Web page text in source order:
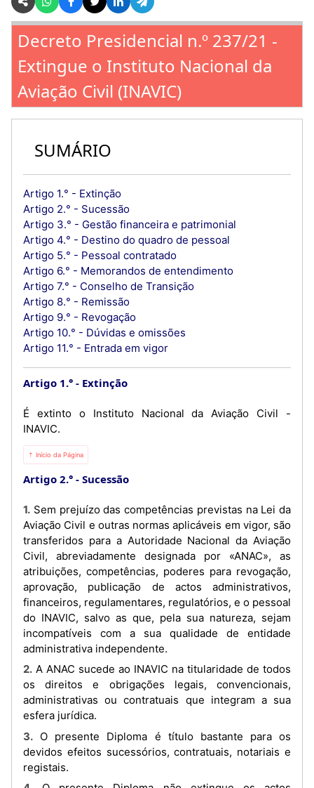
Decreto Presidencial n.º 237/21 -
Extingue o Instituto Nacional da
Aviação Civil (INAVIC)
SUMÁRIO
Artigo 1.° - Extinção
Artigo 2.° - Sucessão
Artigo 3.° - Gestão financeira e patrimonial
Artigo 4.° - Destino do quadro de pessoal
Artigo 5.° - Pessoal contratado
Artigo 6.° - Memorandos de entendimento
Artigo 7.° - Conselho de Transição
Artigo 8.° - Remissão
Artigo 9.° - Revogação
Artigo 10.° - Dúvidas e omissões
Artigo 11.° - Entrada em vigor
Artigo 1.° Extinção
É extinto o Instituto Nacional da Aviação Civil -
INAVIC.
⇡ Início da Página
Artigo 2.° Sucessão
1. Sem prejuízo das competências previstas na Lei da
Aviação Civil e outras normas aplicáveis em vigor, são
transferidos para a Autoridade Nacional da Aviação
Civil, abreviadamente designada por «ANAC», as
atribuições, competências, poderes para revogação,
aprovação, publicação de actos administrativos,
financeiros, regulamentares, regulatórios, e o pessoal
do INAVIC, salvo as que, pela sua natureza, sejam
incompatíveis com a sua qualidade de entidade
administrativa independente.
2. A ANAC sucede ao INAVIC na titularidade de todos
os direitos e obrigações legais, convencionais,
administrativas ou contratuais que integram a sua
esfera jurídica.
3. O presente Diploma é título bastante para os
devidos efeitos sucessórios, contratuais, notariais e
registais.